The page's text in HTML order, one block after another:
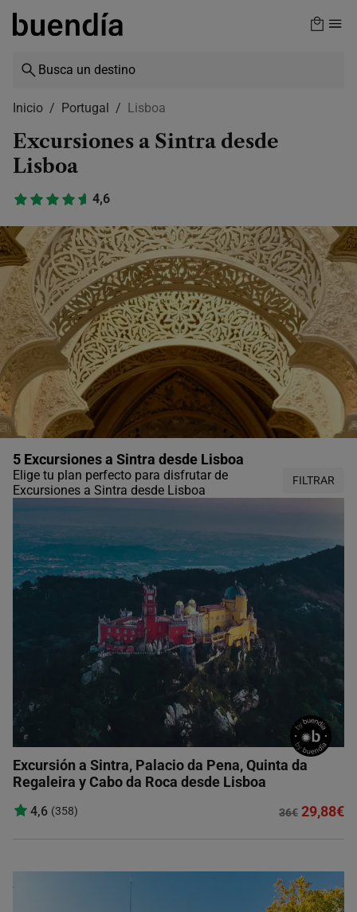
Skip
content
Inicio Portugal Lisboa
Excursiones a Sintra desde
Lisboa
4,6
5 Excursiones a Sintra desde Lisboa
Elige tu plan perfecto para disfrutar de
Excursiones a Sintra desde Lisboa
FILTRAR
Excursión a Sintra, Palacio da Pena, Quinta da
Regaleira y Cabo da Roca desde Lisboa
4,6 (358) 36€ 29,88€